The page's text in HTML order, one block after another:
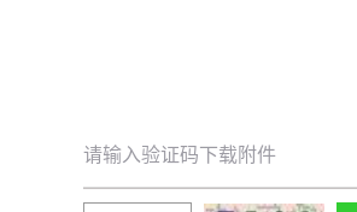
请输入验证码下载附件